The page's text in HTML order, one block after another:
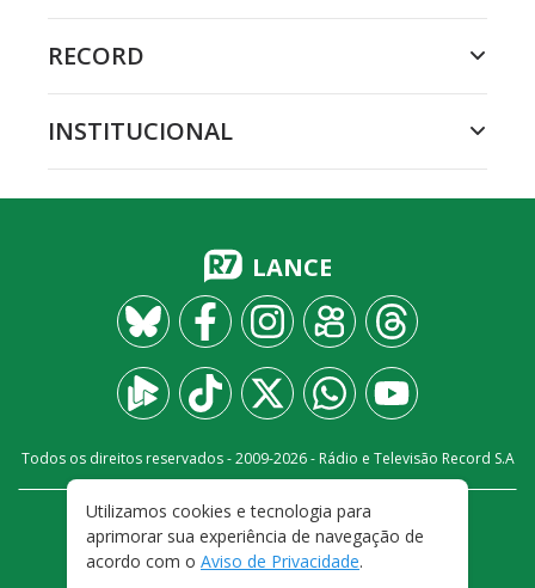
RECORD
INSTITUCIONAL
LANCE
Todos os direitos reservados - 2009-2026- Rádio e Televisão Record S.A
FALE CONOSCO
PRIVACIDADE
TERMOS E CONDIÇÕES DE USO
Utilizamos cookies e tecnologia para
aprimorar sua experiência de navegação de
acordo com o Aviso de Privacidade.